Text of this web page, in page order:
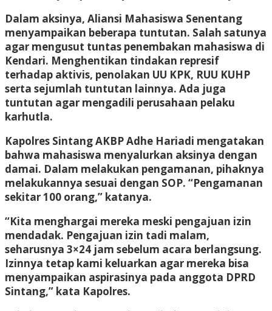
Dalam aksinya, Aliansi Mahasiswa Senentang
menyampaikan beberapa tuntutan. Salah satunya
agar mengusut tuntas penembakan mahasiswa di
Kendari. Menghentikan tindakan represif
terhadap aktivis, penolakan UU KPK, RUU KUHP
serta sejumlah tuntutan lainnya. Ada juga
tuntutan agar mengadili perusahaan pelaku
karhutla.
Kapolres Sintang AKBP Adhe Hariadi mengatakan
bahwa mahasiswa menyalurkan aksinya dengan
damai. Dalam melakukan pengamanan, pihaknya
melakukannya sesuai dengan SOP. “Pengamanan
sekitar 100 orang,” katanya.
“Kita menghargai mereka meski pengajuan izin
mendadak. Pengajuan izin tadi malam,
seharusnya 3×24 jam sebelum acara berlangsung.
Izinnya tetap kami keluarkan agar mereka bisa
menyampaikan aspirasinya pada anggota DPRD
Sintang,” kata Kapolres.